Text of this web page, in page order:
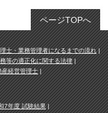
ページTOPへ
士・業務管理者になるまでの流れ
等の適正化に関する法律
産経営管理士
7年度 試験結果